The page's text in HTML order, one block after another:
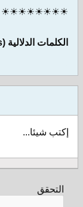
☀☀☀☀☀☀☀☀
الكلمات الدلالية (Tags):
إكتب شيئا...
التحقق